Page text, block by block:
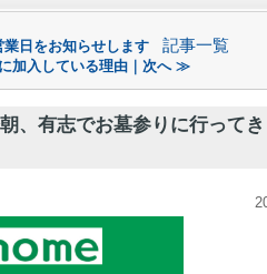
日をお知らせします 記事一覧
加入している理由｜次へ ≫
、有志でお墓参りに行ってき